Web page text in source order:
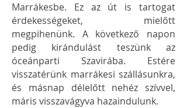
Marrákesbe. Ez az út is tartogat
érdekességeket, mielőtt
megpihenünk. A következő napon
pedig kirándulást teszünk az
óceánparti Szavirába. Estére
visszatérünk marrákesi szállásunkra,
és másnap délelőtt nehéz szívvel,
máris visszavágyva hazaindulunk.